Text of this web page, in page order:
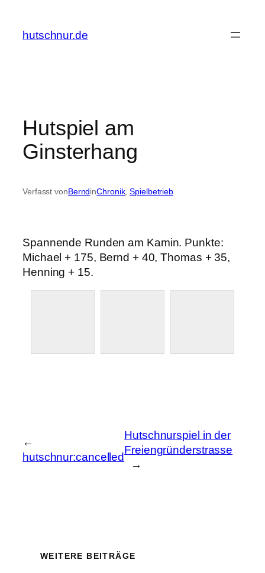
springen
hutschnur.de
Hutspiel am
Ginsterhang
Verfasst vonBerndinChronik, Spielbetrieb
Spannende Runden am Kamin. Punkte:
Michael + 175, Bernd + 40, Thomas + 35,
Henning + 15.
←
hutschnur:cancelled
Hutschnurspiel in der
Freiengründerstrasse
→
WEITERE BEITRÄGE